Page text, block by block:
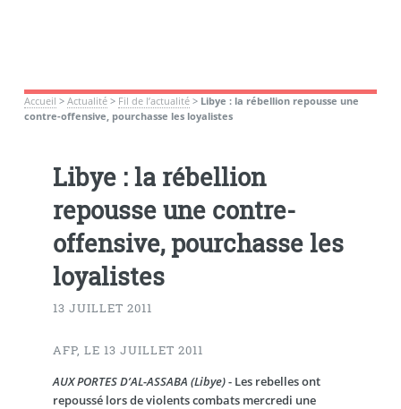
Accueil > Actualité> Fil de l’actualité> Libye : la rébellion repousse une
contre-offensive, pourchasse les loyalistes
Libye : la rébellion
repousse une contre-
offensive, pourchasse les
loyalistes
13 JUILLET 2011
AFP, LE 13 JUILLET 2011
AUX PORTES D’AL-ASSABA (Libye)- Les rebelles ont
repoussé lors de violents combats mercredi une